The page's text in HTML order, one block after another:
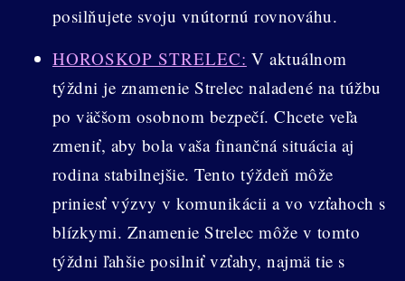
posilňujete svoju vnútornú rovnováhu.
HOROSKOP STRELEC: V aktuálnom
týždni je znamenie Strelec naladené na túžbu
po väčšom osobnom bezpečí. Chcete veľa
zmeniť, aby bola vaša finančná situácia aj
rodina stabilnejšie. Tento týždeň môže
priniesť výzvy v komunikácii a vo vzťahoch s
blízkymi. Znamenie Strelec môže v tomto
týždni ľahšie posilniť vzťahy, najmä tie s